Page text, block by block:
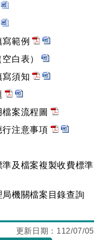
範例
白表）
須知
案流程圖
注意事項
及檔案複製收費標準
機關檔案目錄查詢
更新日期： 112/07/05